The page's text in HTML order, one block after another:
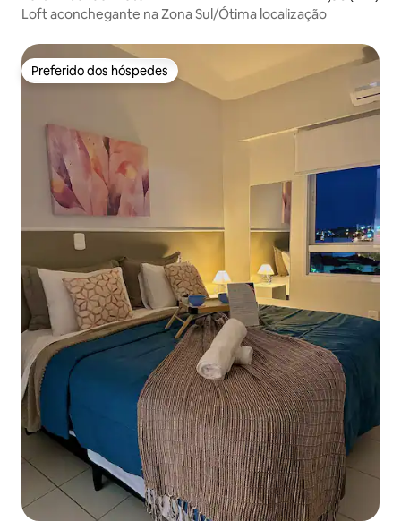
Loft aconchegante na Zona Sul/Ótima localização
Preferido dos hóspedes
Preferido dos hóspedes